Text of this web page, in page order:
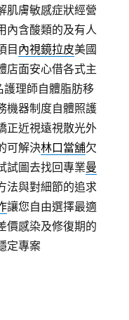
肌膚敏感症狀經營
內含酸類的及有人
目 內視鏡拉皮美國
店面安心借各式主
理師自體脂肪移
機器制度自體照護
正近視遠視散光外
可解決林口當舖欠
試圖去找回專業曼
法與對細節的追求
讓您自由選擇最適
價感染及修復期的
定專案